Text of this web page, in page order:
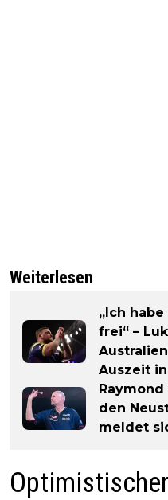
Weiterlesen
„Ich
frei“ –
Auszeit
den
meldet